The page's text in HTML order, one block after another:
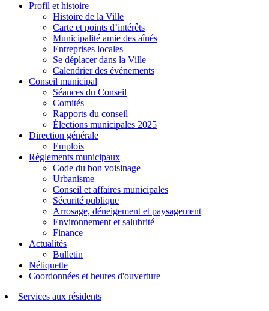
Profil et histoire
Histoire de la Ville
Carte et points d’intérêts
Municipalité amie des aînés
Entreprises locales
Se déplacer dans la Ville
Calendrier des événements
Conseil municipal
Séances du Conseil
Comités
Rapports du conseil
Élections municipales 2025
Direction générale
Emplois
Règlements municipaux
Code du bon voisinage
Urbanisme
Conseil et affaires municipales
Sécurité publique
Arrosage, déneigement et paysagement
Environnement et salubrité
Finance
Actualités
Bulletin
Nétiquette
Coordonnées et heures d'ouverture
Services aux résidents